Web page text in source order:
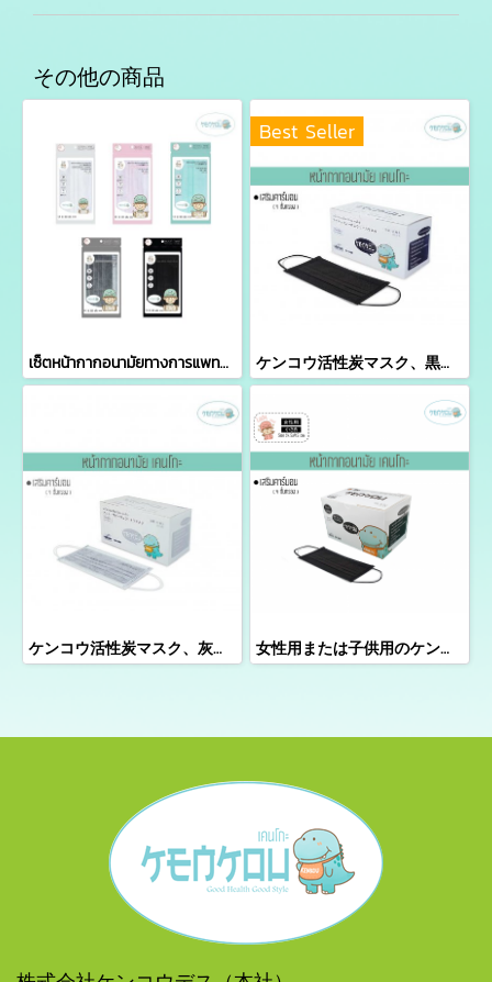
その他の商品
เซ็ตหน้ากากอนามัยทางการแพทย์เคนโกะ - เซ็ต 5 ซอง
Best Seller
ケンコウ活性炭マスク、黒色、50個入り
ケンコウ活性炭マスク、灰色、50個入り 女性用または子供用のケンコウ活性炭マスク、50個入り